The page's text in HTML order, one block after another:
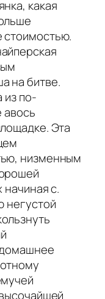
какая
стоимостью.
на битве.
из по-
авось
Эта
низменным
с.
негустой